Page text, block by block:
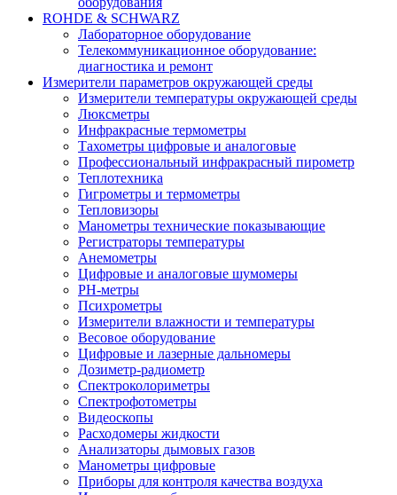
ROHDE & SCHWARZ
Лабораторное оборудование
Телекоммуникационное оборудование:
диагностика и ремонт
Измерители параметров окружающей среды
Измерители температуры окружающей среды
Люксметры
Инфракрасные термометры
Тахометры цифровые и аналоговые
Профессиональный инфракрасный пирометр
Теплотехника
Гигрометры и термометры
Тепловизоры
Манометры технические показывающие
Регистраторы температуры
Анемометры
Цифровые и аналоговые шумомеры
PH-метры
Психрометры
Измерители влажности и температуры
Весовое оборудование
Цифровые и лазерные дальномеры
Дозиметр-радиометр
Спектроколориметры
Спектрофотометры
Видеоскопы
Расходомеры жидкости
Анализаторы дымовых газов
Манометры цифровые
Приборы для контроля качества воздуха